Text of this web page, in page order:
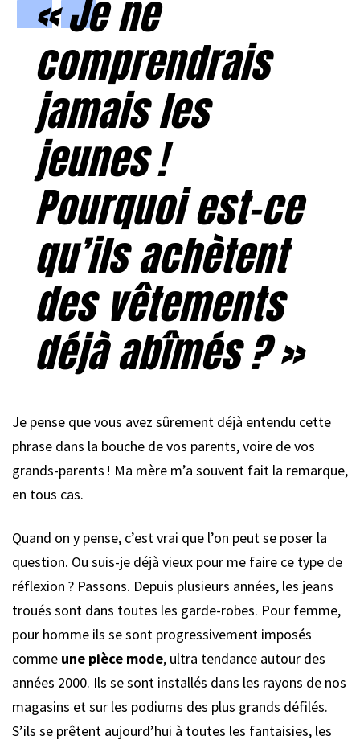
«Je ne
comprendrais
jamais les
jeunes !
Pourquoi est-ce
qu’ils achètent
des vêtements
déjà abîmés ?»
Je pense que vous avez sûrement déjà entendu cette
phrase dans la bouche de vos parents, voire de vos
grands-parents ! Ma mère m’a souvent fait la remarque,
en tous cas.
Quand on y pense, c’est vrai que l’on peut se poser la
question. Ou suis-je déjà vieux pour me faire ce type de
réflexion ? Passons. Depuis plusieurs années, les jeans
troués sont dans toutes les garde-robes. Pour femme,
pour homme ils se sont progressivement imposés
comme une pièce mode, ultra tendance autour des
années 2000. Ils se sont installés dans les rayons de nos
magasins et sur les podiums des plus grands défilés.
S’ils se prêtent aujourd’hui à toutes les fantaisies, les